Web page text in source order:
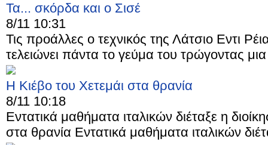
Τα... σκόρδα και ο Σισέ
8/11 10:31
Τις προάλλες ο τεχνικός της Λάτσιο Εντι
τελειώνει πάντα το γεύμα του τρώγοντας
Η Κιέβο του Χετεμάι στα θρανία
8/11 10:18
Εντατικά μαθήματα ιταλικών διέταξε η
στα θρανία Εντατικά μαθήματα ιταλικών